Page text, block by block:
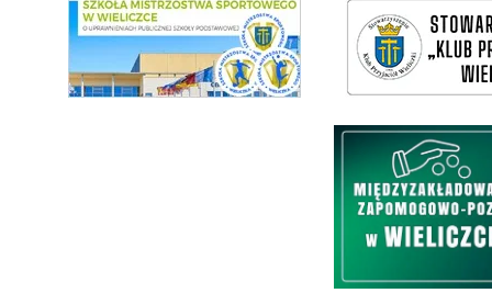
link do SMS Wieliczka wieliczka-wieliczanie na bis
Międzyzakładowa Kasa